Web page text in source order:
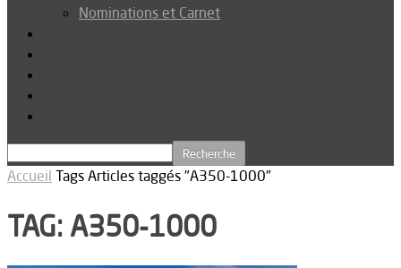
Nominations et Carnet
Accueil Tags Articles taggés "A350-1000"
TAG: A350-1000